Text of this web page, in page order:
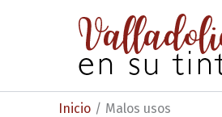
Inicio Malos usos